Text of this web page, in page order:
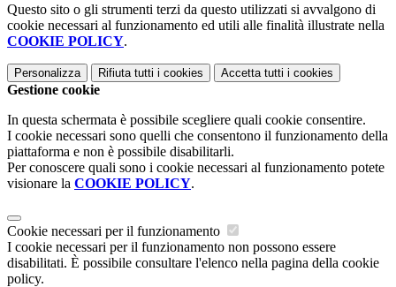
Questo sito o gli strumenti terzi da questo utilizzati si avvalgono di
cookie necessari al funzionamento ed utili alle finalità illustrate nella
COOKIE POLICY.
Personalizza Rifiuta tutti i cookies Accetta tutti i cookies
Gestione cookie
In questa schermata è possibile scegliere quali cookie consentire.
I cookie necessari sono quelli che consentono il funzionamento della
piattaforma e non è possibile disabilitarli.
Per conoscere quali sono i cookie necessari al funzionamento potete
visionare la COOKIE POLICY.
Cookie necessari per il funzionamento
I cookie necessari per il funzionamento non possono essere
disabilitati. È possibile consultare l'elenco nella pagina della cookie
policy.